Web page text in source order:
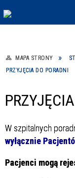
MAPA STRONY
PRZYJĘCIA DO PORADNI
W szpitalnych
wyłącznie
Pacjenci mogą